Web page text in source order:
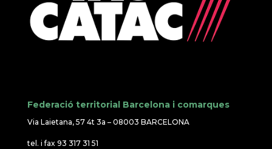
Federació territorial Barcelona i comarques
Via Laietana, 57 4t 3a – 08003 BARCELONA
tel. i fax 93 317 31 51